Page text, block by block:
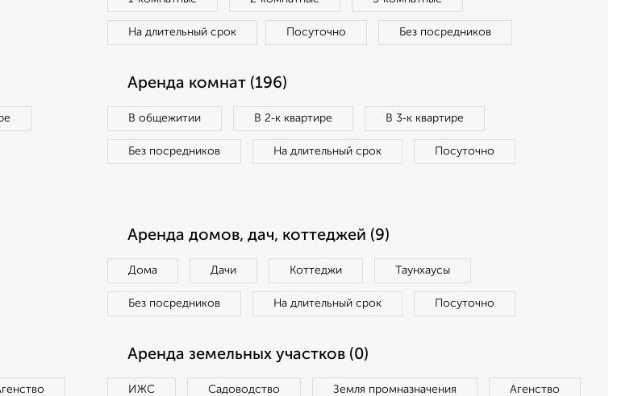
На длительный срок Посуточно Без посредников
Аренда комнат (196)
В общежитии В 2‑к квартире В 3‑к квартире
Без посредников На длительный срок Посуточно
Аренда домов, дач, коттеджей (9)
Дома Дачи Коттеджи Таунхаусы
Без посредников На длительный срок Посуточно
Аренда земельных участков (0)
ИЖС Садоводство Земля промназначения Агенство